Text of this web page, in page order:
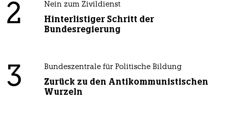
2 Nein zum Zivildienst
Hinterlistiger Schritt der
Bundesregierung
3 Bundeszentrale für Politische Bildung
Zurück zu den Antikommunistischen
Wurzeln